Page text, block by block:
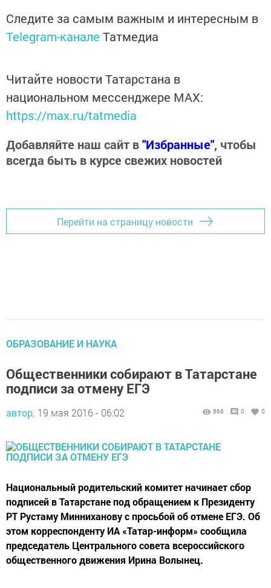
Следите за самым важным и интересным в
Telegram-канале Татмедиа
Читайте новости Татарстана в
национальном мессенджере MАХ:
https://max.ru/tatmedia
Добавляйте наш сайт в"Избранные", чтобы
всегда быть в курсе свежих новостей
Перейти на страницу новости
ОБРАЗОВАНИЕ И НАУКА
Общественники собирают в Татарстане
подписи за отмену ЕГЭ
автор, 19 мая 2016 - 06:02 866 0 0
Национальный родительский комитет начинает сбор
подписей в Татарстане под обращением к Президенту
РТ Рустаму Минниханову с просьбой об отмене ЕГЭ. Об
этом корреспонденту ИА «Татар-информ» сообщила
председатель Центрального совета всероссийского
общественного движения Ирина Волынец.